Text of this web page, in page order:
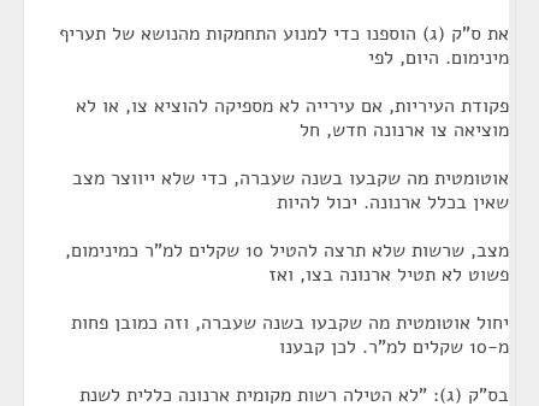
את ס"ק (ג) הוספנו כדי למנוע התחמקות מהנושא של תעריף
מינימום. היום, לפי
פקודת העיריות, אם עירייה לא מספיקה להוציא צו, או לא
מוציאה צו ארנונה חדש, חל
אוטומטית מה שקבעו בשנה שעברה, כדי שלא ייווצר מצב
שאין בכלל ארנונה. יכול להיות
מצב, שרשות שלא תרצה להטיל 10 שקלים למ"ר כמינימום,
פשוט לא תטיל ארנונה בצו, ואז
יחול אוטומטית מה שקבעו בשנה שעברה, וזה כמובן פחות
מ-10 שקלים למ"ר. לכן קבענו
בס"ק (ג): "לא הטילה רשות מקומית ארנונה כללית לשנת